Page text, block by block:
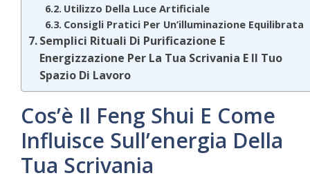
Utilizzo Della Luce Artificiale
Consigli Pratici Per Un’illuminazione Equilibrata
Semplici Rituali Di Purificazione E
Energizzazione Per La Tua Scrivania E Il Tuo
Spazio Di Lavoro
Cos’è Il Feng Shui E Come
Influisce Sull’energia Della
Tua Scrivania